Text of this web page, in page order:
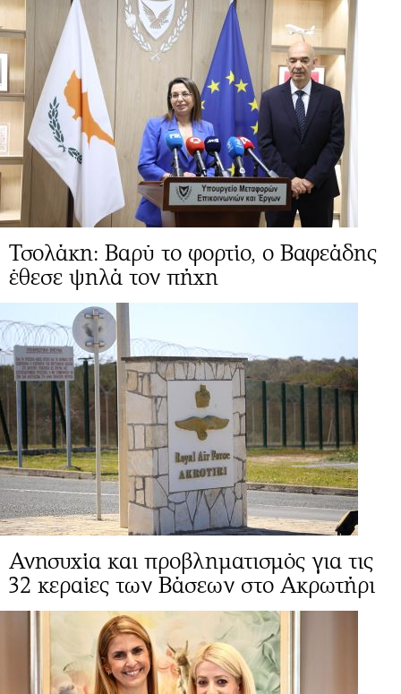
Τσολάκη: Βαρύ το φορτίο, ο Βαφεάδης
έθεσε ψηλά τον πήχη
Ανησυχία και προβληματισμός για τις
32 κεραίες των Βάσεων στο Ακρωτήρι